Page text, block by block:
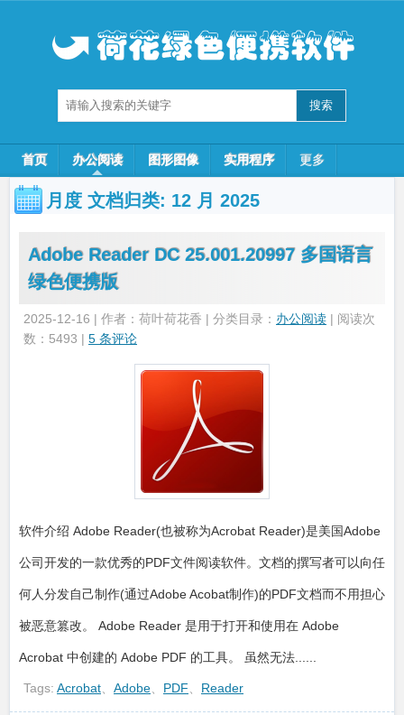
首页 办公阅读 图形图像 实用程序 更多
月度 文档归类: 12 月 2025
Adobe Reader DC 25.001.20997 多国语言
绿色便携版
2025-12-16 | 作者：荷叶荷花香 | 分类目录： 办公阅读 | 阅读次
数：5493 | 5 条评论
软件介绍 Adobe Reader(也被称为Acrobat Reader)是美国Adobe
公司开发的一款优秀的PDF文件阅读软件。文档的撰写者可以向任
何人分发自己制作(通过Adobe Acobat制作)的PDF文档而不用担心
被恶意篡改。 Adobe Reader 是用于打开和使用在 Adobe
Acrobat 中创建的 Adobe PDF 的工具。 虽然无法......
Tags: Acrobat Adobe PDF Reader